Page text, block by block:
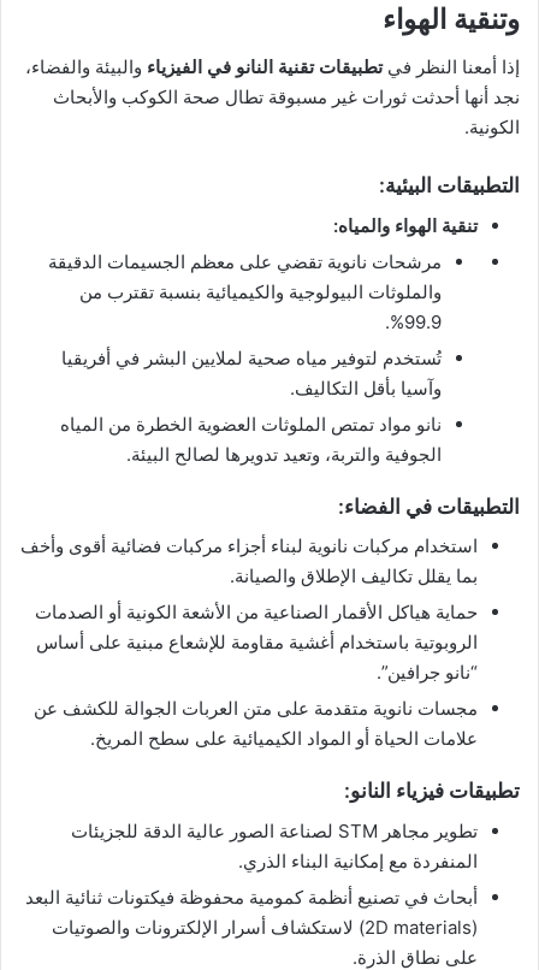
وتنقية الهواء
إذا أمعنا النظر فيتطبيقات تقنية النانو في الفيزياء والبيئة والفضاء،
نجد أنها أحدثت ثورات غير مسبوقة تطال صحة الكوكب والأبحاث
الكونية.
التطبيقات البيئية:
تنقية الهواء والمياه:
مرشحات نانوية تقضي على معظم الجسيمات الدقيقة
والملوثات البيولوجية والكيميائية بنسبة تقترب من
99.9%.
تُستخدم لتوفير مياه صحية لملايين البشر في أفريقيا
وآسيا بأقل التكاليف.
نانو مواد تمتص الملوثات العضوية الخطرة من المياه
الجوفية والتربة، وتعيد تدويرها لصالح البيئة.
التطبيقات في الفضاء:
استخدام مركبات نانوية لبناء أجزاء مركبات فضائية أقوى وأخف
بما يقلل تكاليف الإطلاق والصيانة.
حماية هياكل الأقمار الصناعية من الأشعة الكونية أو الصدمات
الروبوتية باستخدام أغشية مقاومة للإشعاع مبنية على أساس
“نانو جرافين”.
مجسات نانوية متقدمة على متن العربات الجوالة للكشف عن
علامات الحياة أو المواد الكيميائية على سطح المريخ.
تطبيقات فيزياء النانو:
تطوير مجاهر STM لصناعة الصور عالية الدقة للجزيئات
المنفردة مع إمكانية البناء الذري.
أبحاث في تصنيع أنظمة كمومية محفوظة فيكتونات ثنائية البعد
(2D materials) لاستكشاف أسرار الإلكترونات والصوتيات
على نطاق الذرة.